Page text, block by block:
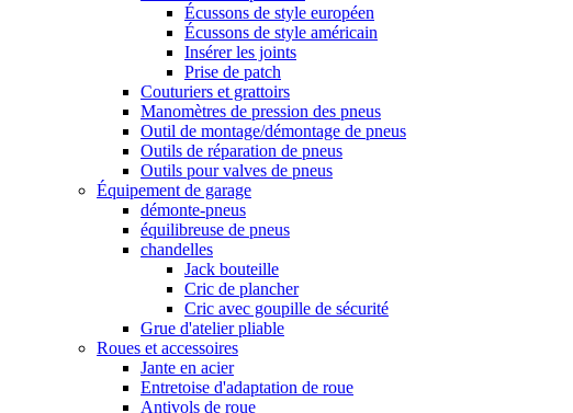
Écussons de style européen
Écussons de style américain
Insérer les joints
Prise de patch
Couturiers et grattoirs
Manomètres de pression des pneus
Outil de montage/démontage de pneus
Outils de réparation de pneus
Outils pour valves de pneus
Équipement de garage
démonte-pneus
équilibreuse de pneus
chandelles
Jack bouteille
Cric de plancher
Cric avec goupille de sécurité
Grue d'atelier pliable
Roues et accessoires
Jante en acier
Entretoise d'adaptation de roue
Antivols de roue